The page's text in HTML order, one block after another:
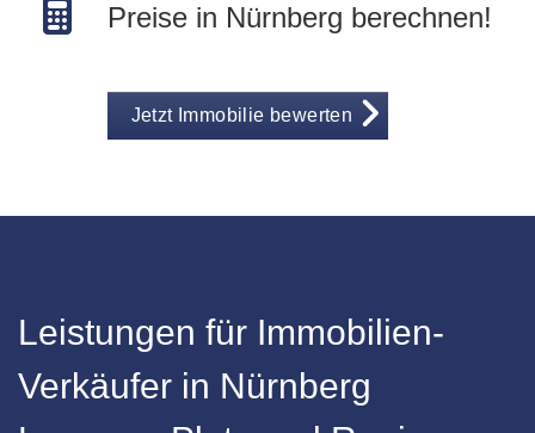
Preise in Nürnberg berechnen!
Jetzt Immobilie bewerten
Leistungen für Immobilien-
Verkäufer in Nürnberg